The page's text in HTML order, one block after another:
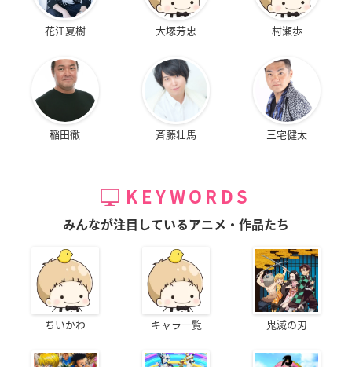
花江夏樹 大塚芳忠 村瀬歩
稲田徹 斉藤壮馬 三宅健太
KEYWORDS
みんなが注目しているアニメ・作品たち
ちいかわ キャラ一覧 鬼滅の刃